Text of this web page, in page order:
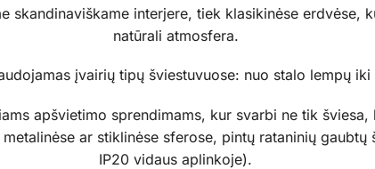
skandinaviškame interjere, tiek klasikinėse erdvėse,
natūrali atmosfera.
įvairių tipų šviestuvuose: nuo stalo lempų
apšvietimo sprendimams, kur svarbi ne tik
ar stiklinėse sferose, pintų rataninių
IP20 vidaus aplinkoje).